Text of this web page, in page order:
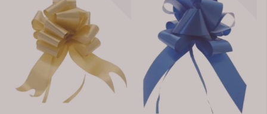
På lager På lager